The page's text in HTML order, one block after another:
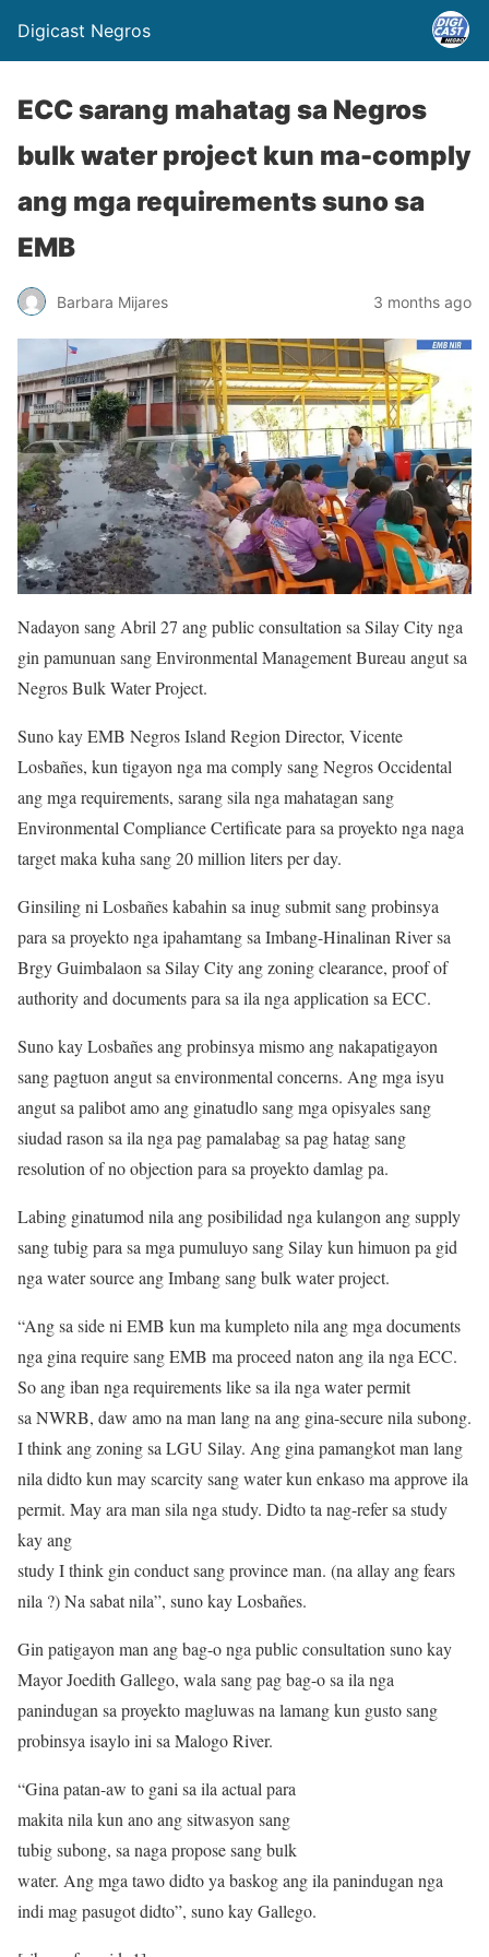
Digicast Negros
ECC sarang mahatag sa Negros
bulk water project kun ma-comply
ang mga requirements suno sa
EMB
Barbara Mijares 3 months ago
Nadayon sang Abril 27 ang public consultation sa Silay City nga
gin pamunuan sang Environmental Management Bureau angut sa
Negros Bulk Water Project.
Suno kay EMB Negros Island Region Director, Vicente
Losbañes, kun tigayon nga ma comply sang Negros Occidental
ang mga requirements, sarang sila nga mahatagan sang
Environmental Compliance Certificate para sa proyekto nga naga
target maka kuha sang 20 million liters per day.
Ginsiling ni Losbañes kabahin sa inug submit sang probinsya
para sa proyekto nga ipahamtang sa Imbang-Hinalinan River sa
Brgy Guimbalaon sa Silay City ang zoning clearance, proof of
authority and documents para sa ila nga application sa ECC.
Suno kay Losbañes ang probinsya mismo ang nakapatigayon
sang pagtuon angut sa environmental concerns. Ang mga isyu
angut sa palibot amo ang ginatudlo sang mga opisyales sang
siudad rason sa ila nga pag pamalabag sa pag hatag sang
resolution of no objection para sa proyekto damlag pa.
Labing ginatumod nila ang posibilidad nga kulangon ang supply
sang tubig para sa mga pumuluyo sang Silay kun himuon pa gid
nga water source ang Imbang sang bulk water project.
“Ang sa side ni EMB kun ma kumpleto nila ang mga documents
nga gina require sang EMB ma proceed naton ang ila nga ECC.
So ang iban nga requirements like sa ila nga water permit
sa NWRB, daw amo na man lang na ang gina-secure nila subong.
I think ang zoning sa LGU Silay. Ang gina pamangkot man lang
nila didto kun may scarcity sang water kun enkaso ma approve ila
permit. May ara man sila nga study. Didto ta nag-refer sa study
kay ang
study I think gin conduct sang province man. (na allay ang fears
nila ?) Na sabat nila”, suno kay Losbañes.
Gin patigayon man ang bag-o nga public consultation suno kay
Mayor Joedith Gallego, wala sang pag bag-o sa ila nga
panindugan sa proyekto magluwas na lamang kun gusto sang
probinsya isaylo ini sa Malogo River.
“Gina patan-aw to gani sa ila actual para
makita nila kun ano ang sitwasyon sang
tubig subong, sa naga propose sang bulk
water. Ang mga tawo didto ya baskog ang ila panindugan nga
indi mag pasugot didto”, suno kay Gallego.